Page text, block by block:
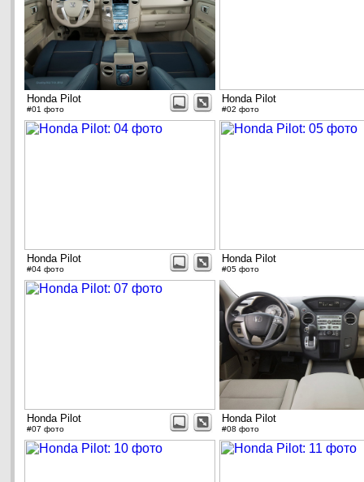
Honda Pilot
#01 фото
Honda Pilot
#02 фото
Honda Pilot
#04 фото
Honda Pilot
#05 фото
Honda Pilot
#07 фото
Honda Pilot
#08 фото